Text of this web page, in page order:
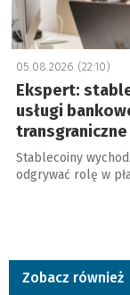
05.08.2026 (22:10)
Ekspert:
usługi
transgraniczne
Stablecoiny
odgrywać rolę w
Zobacz również